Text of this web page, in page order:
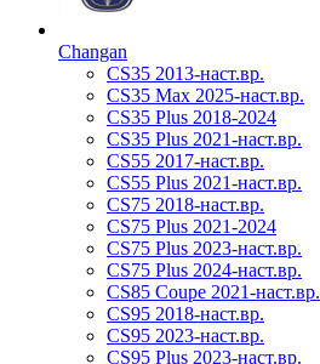
Changan
CS35 2013-наст.вр.
CS35 Max 2025-наст.вр.
CS35 Plus 2018-2024
CS35 Plus 2021-наст.вр.
CS55 2017-наст.вр.
CS55 Plus 2021-наст.вр.
CS75 2018-наст.вр.
CS75 Plus 2021-2024
CS75 Plus 2023-наст.вр.
CS75 Plus 2024-наст.вр.
CS85 Coupe 2021-наст.вр.
CS95 2018-наст.вр.
CS95 2023-наст.вр.
CS95 Plus 2023-наст.вр.